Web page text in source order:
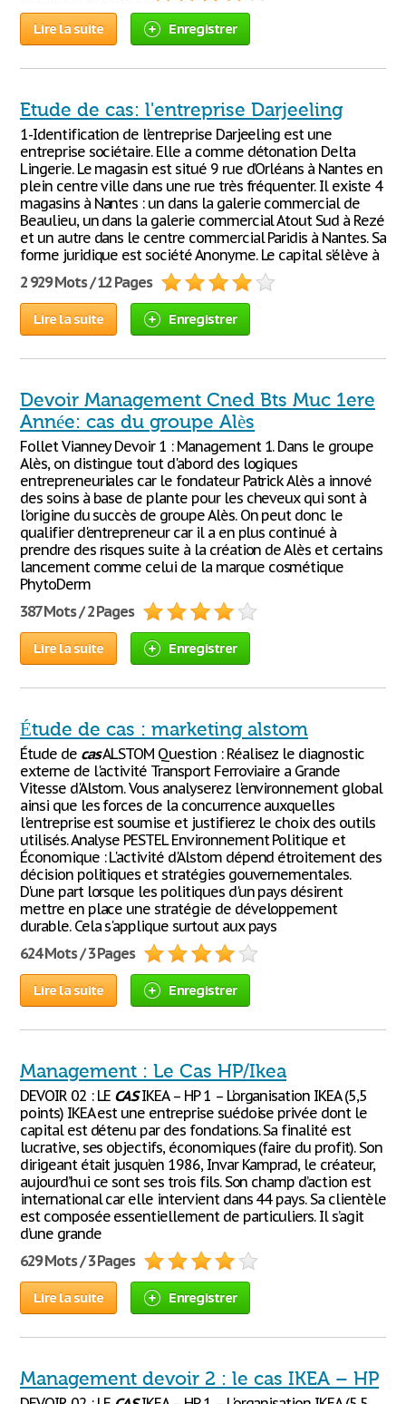
Lire la suite Enregistrer
Etude de cas: l'entreprise Darjeeling
1-Identification de l’entreprise Darjeeling est une
entreprise sociétaire. Elle a comme détonation Delta
Lingerie. Le magasin est situé 9 rue d’Orléans à Nantes en
plein centre ville dans une rue très fréquenter. Il existe 4
magasins à Nantes : un dans la galerie commercial de
Beaulieu, un dans la galerie commercial Atout Sud à Rezé
et un autre dans le centre commercial Paridis à Nantes. Sa
forme juridique est société Anonyme. Le capital s’élève à
2 929 Mots / 12 Pages
Lire la suite Enregistrer
Devoir Management Cned Bts Muc 1ere
Année: cas du groupe Alès
Follet Vianney Devoir 1 : Management 1. Dans le groupe
Alès, on distingue tout d'abord des logiques
entrepreneuriales car le fondateur Patrick Alès a innové
des soins à base de plante pour les cheveux qui sont à
l'origine du succès de groupe Alès. On peut donc le
qualifier d'entrepreneur car il a en plus continué à
prendre des risques suite à la création de Alès et certains
lancement comme celui de la marque cosmétique
PhytoDerm
387 Mots / 2 Pages
Lire la suite Enregistrer
Étude de cas : marketing alstom
Étude de casALSTOM Question : Réalisez le diagnostic
externe de l'activité Transport Ferroviaire a Grande
Vitesse d'Alstom. Vous analyserez l'environnement global
ainsi que les forces de la concurrence auxquelles
l'entreprise est soumise et justifierez le choix des outils
utilisés. Analyse PESTEL Environnement Politique et
Économique : L'activité d'Alstom dépend étroitement des
décision politiques et stratégies gouvernementales.
D'une part lorsque les politiques d'un pays désirent
mettre en place une stratégie de développement
durable. Cela s'applique surtout aux pays
624 Mots / 3 Pages
Lire la suite Enregistrer
Management : Le Cas HP/Ikea
DEVOIR 02 : LE CASIKEA – HP 1 – L’organisation IKEA (5,5
points) IKEA est une entreprise suédoise privée dont le
capital est détenu par des fondations. Sa finalité est
lucrative, ses objectifs, économiques (faire du profit). Son
dirigeant était jusqu’en 1986, Invar Kamprad, le créateur,
aujourd’hui ce sont ses trois fils. Son champ d’action est
international car elle intervient dans 44 pays. Sa clientèle
est composée essentiellement de particuliers. Il s’agit
d’une grande
629 Mots / 3 Pages
Lire la suite Enregistrer
Management devoir 2 : le cas IKEA – HP